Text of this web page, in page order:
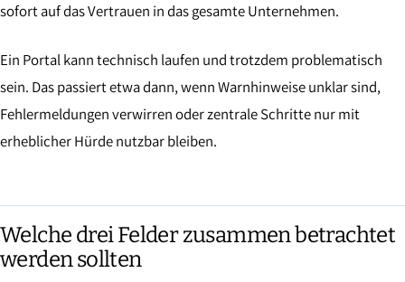
sofort auf das Vertrauen in das gesamte Unternehmen.
Ein Portal kann technisch laufen und trotzdem problematisch
sein. Das passiert etwa dann, wenn Warnhinweise unklar sind,
Fehlermeldungen verwirren oder zentrale Schritte nur mit
erheblicher Hürde nutzbar bleiben.
Welche drei Felder zusammen betrachtet
werden sollten